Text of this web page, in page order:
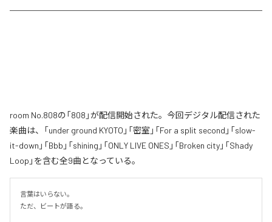
room No.808の「808」が配信開始された。今回デジタル配信された
楽曲は、「under ground KYOTO」「密室」「For a split second」「slow-
it-down」「Bbb」「shining」「ONLY LIVE ONES」「Broken city」「Shady
Loop」を含む全9曲となっている。
言葉はいらない。
ただ、ビートが語る。